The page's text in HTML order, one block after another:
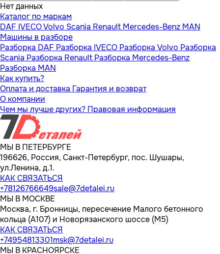
Нет данных
Каталог по маркам
DAF IVECOVolvo Scania Renault Mercedes-Benz MAN
Машины в разборе
Разборка DAF Разборка IVECO Разборка Volvo Разборка
Scania Разборка Renault Разборка Mercedes-Benz
Разборка MAN
Как купить?
Оплата и доставка Гарантия и возврат
О компании
Чем мы лучше других? Правовая информация
МЫ В ПЕТЕРБУРГЕ
196626, Россия, Санкт-Петербург, пос. Шушары,
ул.Ленина, д.1.
КАК СВЯЗАТЬСЯ
+78126766649sale@7detalei.ru
МЫ В МОСКВЕ
Москва, г. Бронницы, пересечение Малого бетонного
кольца (А107) и Новорязанского шоссе (М5)
КАК СВЯЗАТЬСЯ
+74954813301msk@7detalei.ru
МЫ В КРАСНОЯРСКЕ